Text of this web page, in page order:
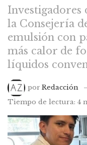
Investigadores
la Consejería
emulsión con
más calor de
líquidos
por Redacción
Tiempo de lectura: 4